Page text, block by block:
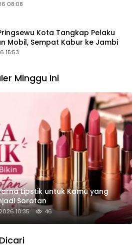
08:08
Kota Tangkap Pelaku
Mobil, Sempat Kabur ke Jambi
15:53
Minggu Ini
Lipstik untuk Kamu yang
Sorotan
10:35 46